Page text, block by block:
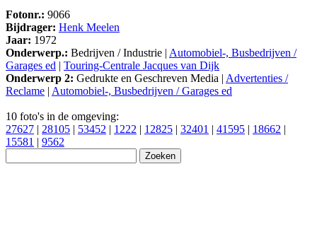
Fotonr.: 9066
Bijdrager: Henk Meelen
Jaar: 1972
Onderwerp.: Bedrijven / Industrie | Automobiel-, Busbedrijven /
Garages ed | Touring-Centrale Jacques van Dijk
Onderwerp 2: Gedrukte en Geschreven Media | Advertenties /
Reclame | Automobiel-, Busbedrijven / Garages ed
10 foto's in de omgeving:
27627 | 28105 | 53452 | 1222 | 12825 | 32401 | 41595 | 18662 |
15581 | 9562